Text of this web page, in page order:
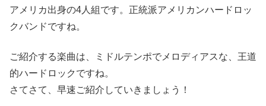
アメリカ出身の4人組です。正統派アメリカンハードロッ
クバンドですね。
ご紹介する楽曲は、ミドルテンポでメロディアスな、王道
的ハードロックですね。
さてさて、早速ご紹介していきましょう！